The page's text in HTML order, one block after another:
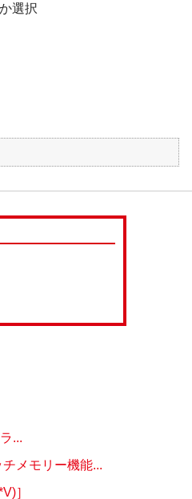
選択
...
メモリー機能...
］